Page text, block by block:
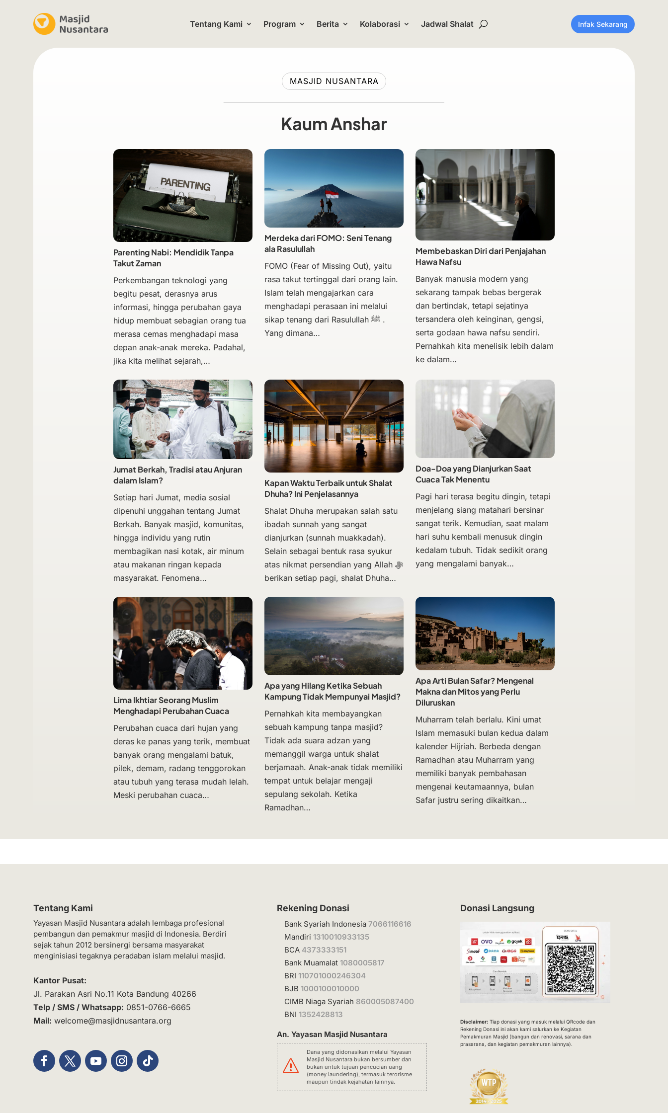
Tentang Kami Program Berita Kolaborasi Jadwal Shalat Infak Sekarang
MASJID NUSANTARA
Kaum Anshar
Parenting Nabi: Mendidik Tanpa
Takut Zaman
Perkembangan teknologi yang
begitu pesat, derasnya arus
informasi, hingga perubahan gaya
hidup membuat sebagian orang tua
merasa cemas menghadapi masa
depan anak-anak mereka. Padahal,
jika kita melihat sejarah,…
Merdeka dari FOMO: Seni Tenang
ala Rasulullah
FOMO (Fear of Missing Out), yaitu
rasa takut tertinggal dari orang lain.
Islam telah mengajarkan cara
menghadapi perasaan ini melalui
sikap tenang dari Rasulullah ﷺ .
Yang dimana…
Membebaskan Diri dari Penjajahan
Hawa Nafsu
Banyak manusia modern yang
sekarang tampak bebas bergerak
dan bertindak, tetapi sejatinya
tersandera oleh keinginan, gengsi,
serta godaan hawa nafsu sendiri.
Pernahkah kita menelisik lebih dalam
ke dalam…
Jumat Berkah, Tradisi atau Anjuran
dalam Islam?
Setiap hari Jumat, media sosial
dipenuhi unggahan tentang Jumat
Berkah. Banyak masjid, komunitas,
hingga individu yang rutin
membagikan nasi kotak, air minum
atau makanan ringan kepada
masyarakat. Fenomena…
Kapan Waktu Terbaik untuk Shalat
Dhuha? Ini Penjelasannya
Shalat Dhuha merupakan salah satu
ibadah sunnah yang sangat
dianjurkan (sunnah muakkadah).
Selain sebagai bentuk rasa syukur
atas nikmat persendian yang Allah ﷻ
berikan setiap pagi, shalat Dhuha…
Doa-Doa yang Dianjurkan Saat
Cuaca Tak Menentu
Pagi hari terasa begitu dingin, tetapi
menjelang siang matahari bersinar
sangat terik. Kemudian, saat malam
hari suhu kembali menusuk dingin
kedalam tubuh. Tidak sedikit orang
yang mengalami banyak…
Lima Ikhtiar Seorang Muslim
Menghadapi Perubahan Cuaca
Perubahan cuaca dari hujan yang
deras ke panas yang terik, membuat
banyak orang mengalami batuk,
pilek, demam, radang tenggorokan
atau tubuh yang terasa mudah lelah.
Meski perubahan cuaca…
Apa yang Hilang Ketika Sebuah
Kampung Tidak Mempunyai Masjid?
Pernahkah kita membayangkan
sebuah kampung tanpa masjid?
Tidak ada suara adzan yang
memanggil warga untuk shalat
berjamaah. Anak-anak tidak memiliki
tempat untuk belajar mengaji
sepulang sekolah. Ketika
Ramadhan…
Apa Arti Bulan Safar? Mengenal
Makna dan Mitos yang Perlu
Diluruskan
Muharram telah berlalu. Kini umat
Islam memasuki bulan kedua dalam
kalender Hijriah. Berbeda dengan
Ramadhan atau Muharram yang
memiliki banyak pembahasan
mengenai keutamaannya, bulan
Safar justru sering dikaitkan…
Tentang Kami
Yayasan Masjid Nusantara adalah lembaga profesional
pembangun dan pemakmur masjid di Indonesia. Berdiri
sejak tahun 2012 bersinergi bersama masyarakat
menginisiasi tegaknya peradaban islam melalui masjid.
Kantor Pusat:
Jl. Parakan Asri No.11 Kota Bandung 40266
Telp / SMS / Whatsapp: 0851-0766-6665
Mail: welcome@masjidnusantara.org
Rekening Donasi
Bank Syariah Indonesia7066116616
Mandiri1310010933135
BCA 4373333151
Bank Muamalat1080005817
BRI110701000246304
BJB1000100010000
CIMB Niaga Syariah 860005087400
BNI1352428813
An. Yayasan Masjid Nusantara
s
Dana yang didonasikan melalui Yayasan
Masjid Nusantara bukan bersumber dan
bukan untuk tujuan pencucian uang
(money laundering), termasuk terorisme
maupun tindak kejahatan lainnya.
Donasi Langsung
Disclaimer:Tiap donasi yang masuk melalui QRcode dan
Rekening Donasi ini akan kami salurkan ke Kegiatan
Pemakmuran Masjid (bangun dan renovasi, sarana dan
prasarana, dan kegiatan pemakmuran lainnya).